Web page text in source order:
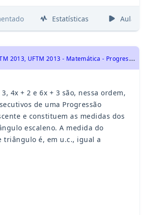
Estatísticas Aulas
U
FTM 2013, UFTM 2013 - Matemática - Progressão Geométrica - PG, Progressões
4x + 2 e 6x + 3 são, nessa ordem,
de uma Progressão
e constituem as medidas dos
escaleno. A medida do
triângulo é, em u.c., igual a